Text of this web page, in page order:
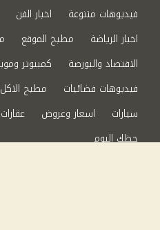
فيديوهات متنوعة
اخبار الفن
اخبار الرياضة
مطبخ الموقع
الاقتصاد والبورصة
كمبيوتر
فيديوهات فضائيات
مطبخ
سيارات
اسعار وعروض
حظك اليوم